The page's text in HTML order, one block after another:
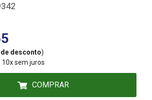
de desconto)
10x sem juros
COMPRAR